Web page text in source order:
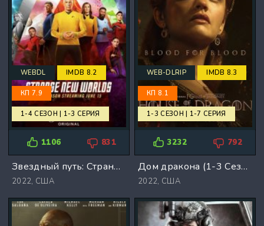
WEBDL IMDB 8.2
КП 7.9
1-4 СЕЗОН | 1-3 СЕРИЯ
1106 831
Звездный путь: Странные новые миры (1-4 Сезон)
2022, США
WEB-DLRIP IMDB 8.3
КП 8.1
1-3 СЕЗОН | 1-7 СЕРИЯ
3232 792
Дом дракона (1-3 Сезон)
2022, США